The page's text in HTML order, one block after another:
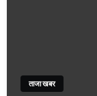
ताजा खबर